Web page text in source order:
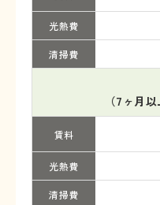
光熱費
清掃費
（7ヶ月
賃料
光熱費
清掃費